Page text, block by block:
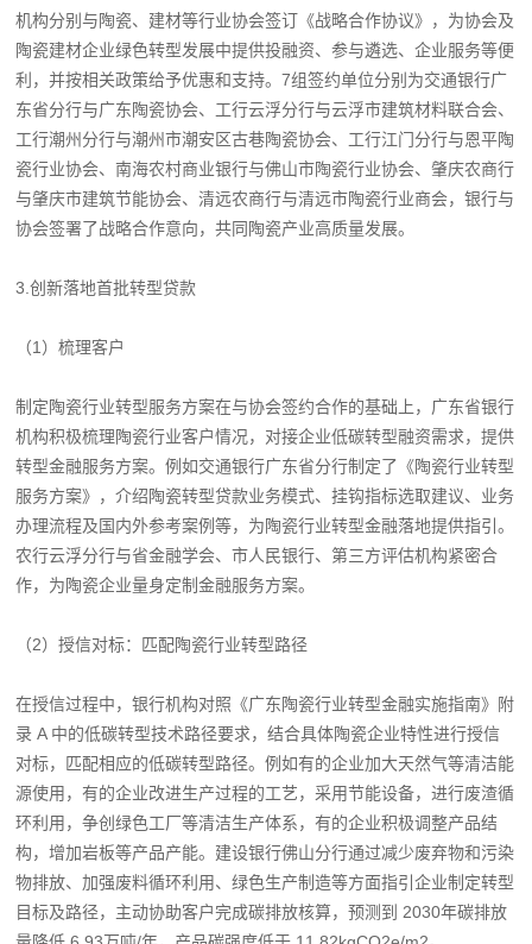
机构分别与陶瓷、建材等行业协会签订《战略合作协议》，为协会及
陶瓷建材企业绿色转型发展中提供投融资、参与遴选、企业服务等便
利，并按相关政策给予优惠和支持。7组签约单位分别为交通银行广
东省分行与广东陶瓷协会、工行云浮分行与云浮市建筑材料联合会、
工行潮州分行与潮州市潮安区古巷陶瓷协会、工行江门分行与恩平陶
瓷行业协会、南海农村商业银行与佛山市陶瓷行业协会、肇庆农商行
与肇庆市建筑节能协会、清远农商行与清远市陶瓷行业商会，银行与
协会签署了战略合作意向，共同陶瓷产业高质量发展。
3.创新落地首批转型贷款
（1）梳理客户
制定陶瓷行业转型服务方案在与协会签约合作的基础上，广东省银行
机构积极梳理陶瓷行业客户情况，对接企业低碳转型融资需求，提供
转型金融服务方案。例如交通银行广东省分行制定了《陶瓷行业转型
服务方案》，介绍陶瓷转型贷款业务模式、挂钩指标选取建议、业务
办理流程及国内外参考案例等，为陶瓷行业转型金融落地提供指引。
农行云浮分行与省金融学会、市人民银行、第三方评估机构紧密合
作，为陶瓷企业量身定制金融服务方案。
（2）授信对标：匹配陶瓷行业转型路径
在授信过程中，银行机构对照《广东陶瓷行业转型金融实施指南》附
录 A 中的低碳转型技术路径要求，结合具体陶瓷企业特性进行授信
对标，匹配相应的低碳转型路径。例如有的企业加大天然气等清洁能
源使用，有的企业改进生产过程的工艺，采用节能设备，进行废渣循
环利用，争创绿色工厂等清洁生产体系，有的企业积极调整产品结
构，增加岩板等产品产能。建设银行佛山分行通过减少废弃物和污染
物排放、加强废料循环利用、绿色生产制造等方面指引企业制定转型
目标及路径，主动协助客户完成碳排放核算，预测到 2030年碳排放